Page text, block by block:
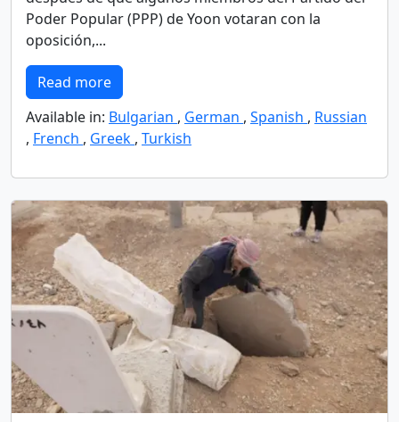
Poder Popular (PPP) de Yoon votaran con la
oposición,...
Read more
Available in: Bulgarian , German , Spanish , Russian
, French , Greek , Turkish